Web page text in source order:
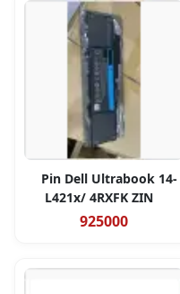
Pin Dell Ultrabook 14-
L421x/ 4RXFK ZIN
925000